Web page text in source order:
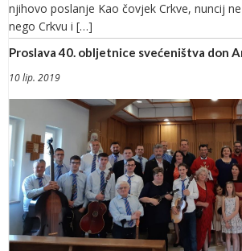
njihovo poslanje Kao čovjek Crkve, nuncij
nego Crkvu i […]
Proslava 40. obljetnice svećeništva don
10 lip. 2019